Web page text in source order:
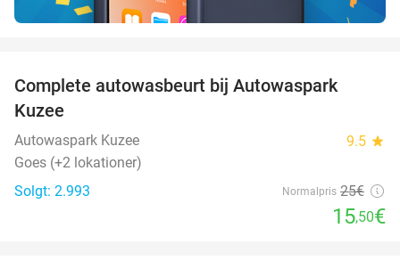
Complete autowasbeurt bij Autowaspark
Kuzee
Autowaspark Kuzee 9.5 star
Goes (+2 lokationer)
Solgt: 2.993
Normalpris 25€
15,50€